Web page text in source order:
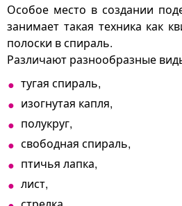
Особое место в создании
занимает такая техника как
полоски в спираль.
Различают разнообразные
тугая спираль,
изогнутая капля,
полукруг,
свободная спираль,
птичья лапка,
лист,